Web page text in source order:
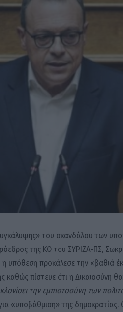
του σκανδάλου των
της ΚΟ του ΣΥΡΙΖΑ-ΠΣ,
η υπόθεση προκάλεσε την «βαθιά
καθώς πίστευε ότι η Δικαιοσύνη
την εμπιστοσύνη των
«υποβάθμιση» της δημοκρατίας.